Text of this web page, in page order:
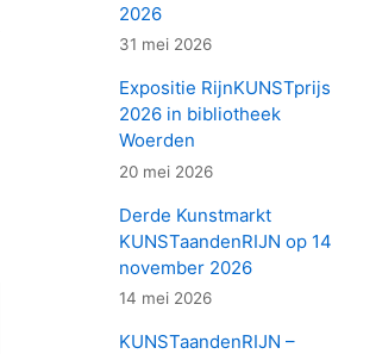
2026
31 mei 2026
Expositie RijnKUNSTprijs
2026 in bibliotheek
Woerden
20 mei 2026
Derde Kunstmarkt
KUNSTaandenRIJN op 14
november 2026
14 mei 2026
KUNSTaandenRIJN –